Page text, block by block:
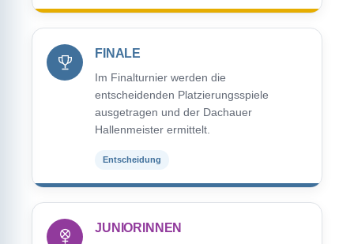
FINALE
Im Finalturnier werden die
entscheidenden Platzierungsspiele
ausgetragen und der Dachauer
Hallenmeister ermittelt.
Entscheidung
JUNIORINNEN